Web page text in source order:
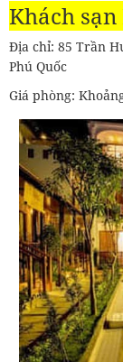
Khách
Địa chỉ: 85 Trần
Phú Quốc
Giá phòng: